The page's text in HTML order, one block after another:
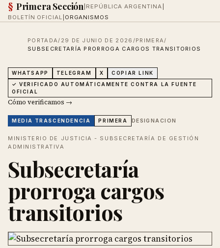
§ Primera Sección REPÚBLICA ARGENTINA
BOLETÍN OFICIAL ORGANISMOS
PORTADA/ 29 DE JUNIO DE 2026 /PRIMERA/
SUBSECRETARÍA PRORROGA CARGOS TRANSITORIOS
WHATSAPP TELEGRAM X
COPIAR LINK
✓ VERIFICADO AUTOMÁTICAMENTE CONTRA LA FUENTE
OFICIAL
Cómo verificamos →
MEDIA TRASCENDENCIA PRIMERA DESIGNACION
MINISTERIO DE JUSTICIA - SUBSECRETARÍA DE GESTIÓN
ADMINISTRATIVA
Subsecretaría
prorroga cargos
transitorios